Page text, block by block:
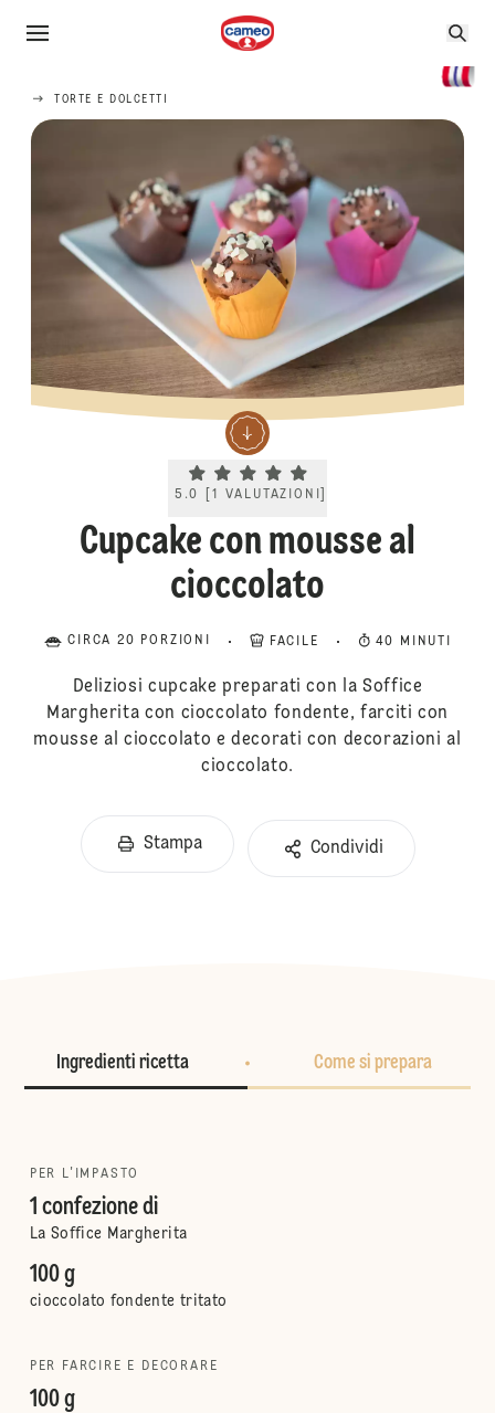
TORTE E DOLCETTI
Current rating 5.0. Click to rate.
5.0 1 VALUTAZIONI
Cupcake con mousse al
cioccolato
CIRCA 20 PORZIONI FACILE 40 MINUTI
Deliziosi cupcake preparati con la Soffice
Margherita con cioccolato fondente, farciti con
mousse al cioccolato e decorati con decorazioni al
cioccolato.
Stampa Condividi
Ingredienti ricetta Come si prepara
PER L'IMPASTO
1 confezione di
La Soffice Margherita
100 g
cioccolato fondente tritato
PER FARCIRE E DECORARE
100 g